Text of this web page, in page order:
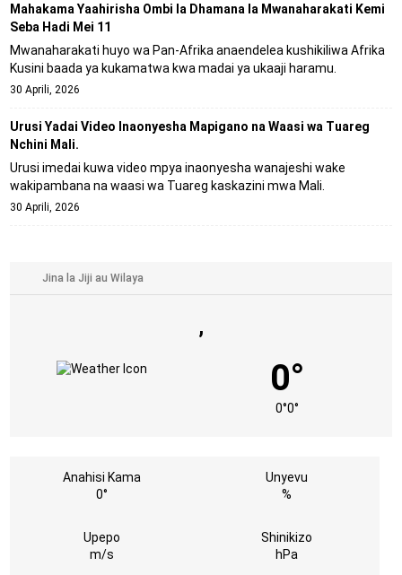
Mahakama Yaahirisha Ombi la Dhamana la Mwanaharakati Kemi
Seba Hadi Mei 11
Mwanaharakati huyo wa Pan-Afrika anaendelea kushikiliwa Afrika
Kusini baada ya kukamatwa kwa madai ya ukaaji haramu.
30 Aprili, 2026
Urusi Yadai Video Inaonyesha Mapigano na Waasi wa Tuareg
Nchini Mali.
Urusi imedai kuwa video mpya inaonyesha wanajeshi wake
wakipambana na waasi wa Tuareg kaskazini mwa Mali.
30 Aprili, 2026
,
0°
0°0°
Anahisi Kama
0°
Unyevu
%
Upepo
m/s
Shinikizo
hPa